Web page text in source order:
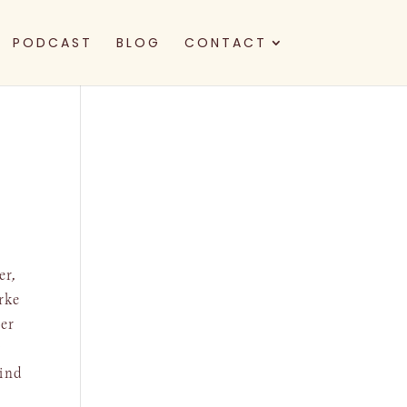
PODCAST BLOG CONTACT